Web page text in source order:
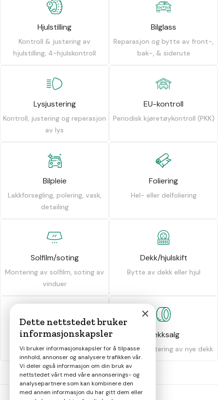
Hjulstilling
Kontroll & justering av
hjulstilling, 4-hjulskontroll
Bilglass
Reparasjon og bytte av front-,
bak-, & siderute
Lysjustering
Kontroll, justering og reperasjon
av lys
EU-kontroll
Periodisk kjøretøykontroll (PKK)
Bilpleie
Lakkforsegling, polering, vask,
detailing
Foliering
Hel- eller delfoliering
Solfilm/soting
Montering av solfilm, soting av
vinduer
Dekk/hjulskift
Bytte av dekk eller hjul
Dekkhotell
Oppbevaring av dekk
Dekksalg
Salg og montering av nye dekk
×
Dette nettstedet bruker
informasjonskapsler
Vi bruker informasjonskapsler for å tilpasse
innhold, annonser og analysere trafikken vår.
Vi deler også informasjon om din bruk av
nettstedet vårt med våre annonserings- og
analysepartnere som kan kombinere den
med annen informasjon du har gitt dem eller